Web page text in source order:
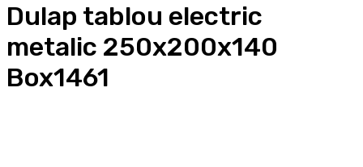
Dulap tablou electric
metalic 250x200x140
Box1461